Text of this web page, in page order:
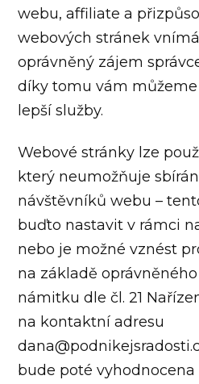
webu, affiliate a
webových stránek
oprávněný zájem
díky tomu vám
lepší služby.
Webové stránky lze
který neumožňuje
návštěvníků webu –
buďto nastavit v rámci
nebo je možné vznést
na základě
námitku dle čl. 21
na kontaktní adresu
bude poté